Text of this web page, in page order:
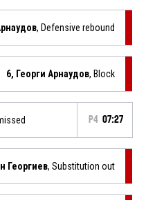
, Defensive rebound
6, Георги Арнаудов, Block
P4 07:27
Георгиев, Substitution out